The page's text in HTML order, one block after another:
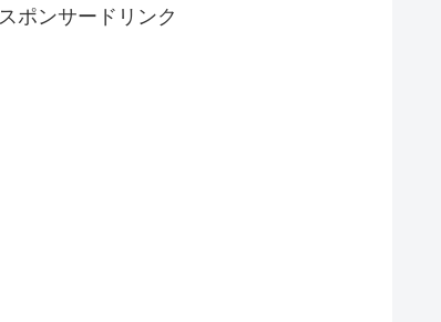
スポンサードリンク